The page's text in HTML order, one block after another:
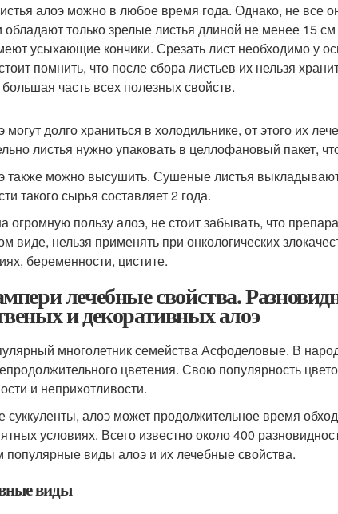
алоэ можно в любое время года. Однако, не все
обладают только зрелые листья длиной не менее 15
усыхающие кончики. Срезать лист необходимо у
помнить, что после сбора листьев их нельзя
большая часть всех полезных свойств.
могут долго храниться в холодильнике, от этого их
листья нужно упаковать в целлофановый пакет,
также можно высушить. Сушеные листья
такого сырья составляет 2 года.
огромную пользу алоэ, не стоит забывать, что
виде, нельзя применять при онкологических
беременности, цистите.
лечебные свойства.
и декоративных алоэ
многолетник семейства Асфоделовые. В
цветения. Свою популярность
и неприхотливости.
суккуленты, алоэ может продолжительное время
условиях. Всего известно около 400
популярные виды алоэ и их лечебные свойства.
виды